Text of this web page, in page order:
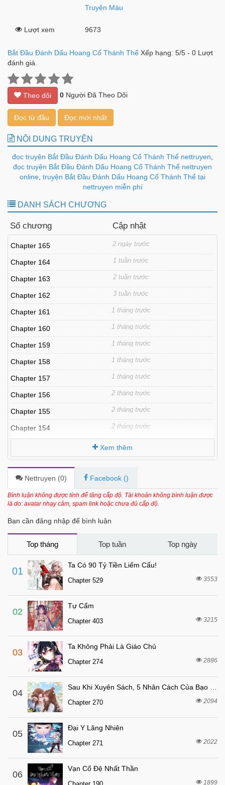
Truyện Màu
Lượt xem 9673
Bắt Đầu Đánh Dấu Hoang Cổ Thánh Thể Xếp hạng: 5/5 - 0 Lượt
đánh giá.
Theo dõi 0 Người Đã Theo Dõi
Đọc từ đầu Đọc mới nhất
NỘI DUNG TRUYỆN
đọc truyện Bắt Đầu Đánh Dấu Hoang Cổ Thánh Thể nettruyen
đọc truyện Bắt Đầu Đánh Dấu Hoang Cổ Thánh Thể nettruyen
online truyện Bắt Đầu Đánh Dấu Hoang Cổ Thánh Thể tại
nettruyen miễn phí
DANH SÁCH CHƯƠNG
Số chương Cập nhật
Chapter 165 2 ngày trước
Chapter 164 1 tuần trước
Chapter 163 2 tuần trước
Chapter 162 3 tuần trước
Chapter 161 1 tháng trước
Chapter 160 1 tháng trước
Chapter 159 1 tháng trước
Chapter 158 1 tháng trước
Chapter 157 1 tháng trước
Chapter 156 2 tháng trước
Chapter 155 2 tháng trước
Chapter 154 2 tháng trước
Chapter 152 3 tháng trước
Chapter 151 3 tháng trước
Chapter 150 3 tháng trước
3 tháng trước
Chapter 148
Chapter 147 4 tháng trước
Chapter 146
Chapter 145
Chapter 144
Chapter 143
Chapter 142
Chapter 141
Chapter 140
Chapter 139 6 tháng trước
Chapter 138 6 tháng trước
Chapter 137
Chapter 136 7 tháng trước
Chapter 135
Chapter 134 7 tháng trước
Chapter 133
Xem thêm
Nettruyen (0) Facebook ()
Bình luận không được tính để tăng cấp độ. Tài khoản không bình luận được
là do: avatar nhạy cảm, spam link hoặc chưa đủ cấp độ.
Bạn cần đăng nhập để bình luận
Top tháng Top tuần Top ngày
01
Ta Có 90 Tỷ Tiền Liếm Cẩu!
Chapter 529 3553
02
Tự Cẩm
Chapter 403 3215
03
Ta Không Phải Là Giáo Chủ
Chapter 274 2886
04
Chapter 270 2094
05
Đại Y Lăng Nhiên
Chapter 271 2022
06
Vạn Cổ Đệ Nhất Thần
1899